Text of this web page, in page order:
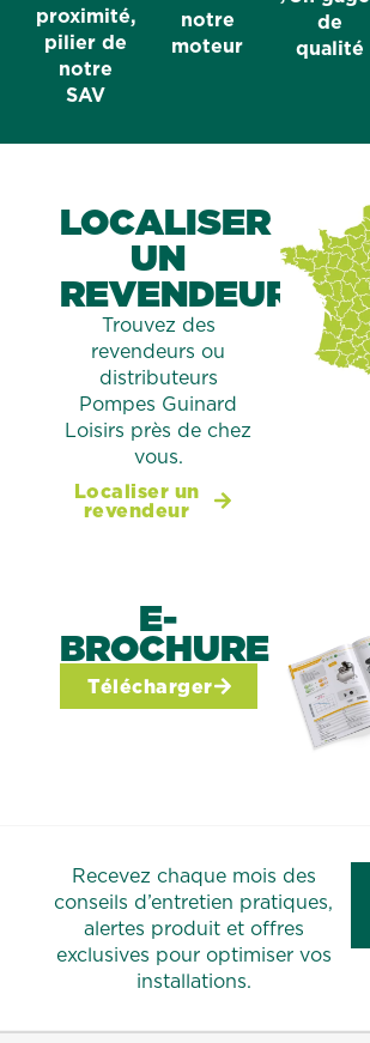
proximité,
pilier de
notre
SAV
notre
moteur
de
qualité
LOCALISER
UN
REVENDEUR
Trouvez des
revendeurs ou
distributeurs
Pompes Guinard
Loisirs près de chez
vous.
Localiser un
revendeur
E-
BROCHURE
Télécharger
Recevez chaque mois des
conseils d’entretien pratiques,
alertes produit et offres
exclusives pour optimiser vos
installations.